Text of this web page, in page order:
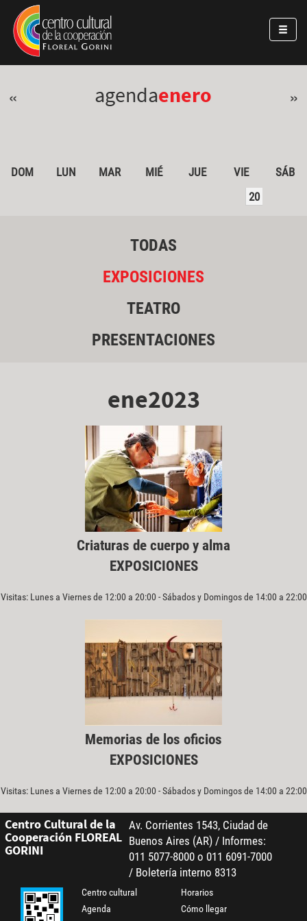
Pasar al contenido principal
Jump to main content
« agendaenero »
DOM LUN MAR MIÉ JUE VIE
SÁB
20
TODAS
EXPOSICIONES
TEATRO
PRESENTACIONES
ene2023
Criaturas de cuerpo y alma
EXPOSICIONES
Visitas: Lunes a Viernes de 12:00 a 20:00 - Sábados y Domingos de 14:00 a 22:00
Memorias de los oficios
EXPOSICIONES
Visitas: Lunes a Viernes de 12:00 a 20:00 - Sábados y Domingos de 14:00 a 22:00
Centro Cultural de la
Cooperación FLOREAL
GORINI
Av. Corrientes 1543, Ciudad de
Buenos Aires (AR) / Informes:
011 5077-8000 o 011 6091-7000
/ Boletería interno 8313
Centro cultural
Agenda
Horarios
Cómo llegar